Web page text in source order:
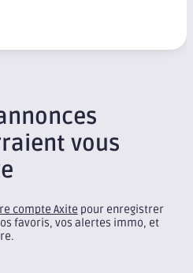
vous
compte Axite pour enregistrer
favoris, vos alertes immo, et